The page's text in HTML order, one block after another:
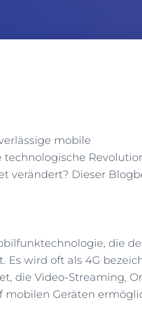
mobile
verändert? Dieser
die
wird oft als 4G
die Video-Streaming,
Geräten